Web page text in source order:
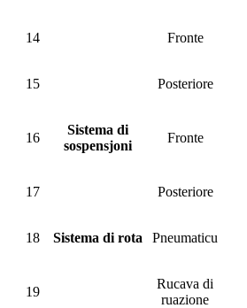
14 Fronte
15 Posteriore
16
Sistema di
sospensjoni
Fronte
17 Posteriore
18 Sistema di rota Pneumaticu
19
Rucava di
ruazione